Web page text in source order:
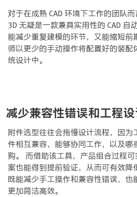
对于在成熟 CAD 环境下工作的团队而
3D 无疑是一款兼具实用性的 CAD 自
能减少重复建模的环节，又能缩短前
师以更少的手动操作将配置好的装配
统设计中。
减少兼容性错误和工程
附件选型往往会拖慢设计流程，因
件相互兼容、能够协同工作，以及哪
购。 而借助该工具，产品组合过程
案也能得到提前验证，从而可有效降
既能减少手工操作和兼容性错误，也
更加简洁高效。